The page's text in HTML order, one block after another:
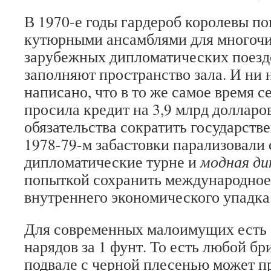
В 1970-е годы гардероб королевы
кутюрными ансамблями для
зарубежных дипломатических
заполняют пространство зала. И ни
написано, что в то же самое время
просила кредит на 3,9 млрд
обязательства сократить
1978-79-м забастовки
дипломатические турне имодная
попыткой сохранить
внутреннего экономического
Для современных малоимущих есть
нарядов за 1 фунт. То есть любой
подвале с черной плесенью может